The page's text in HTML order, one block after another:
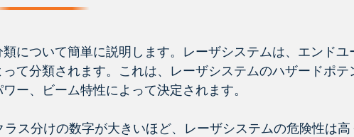
について簡単に説明します。レーザシステムは、エンドユ
て分類されます。これは、レーザシステムのハザードポテ
ー、ビーム特性によって決定されます。
ス分けの数字が大きいほど、レーザシステムの危険性は高